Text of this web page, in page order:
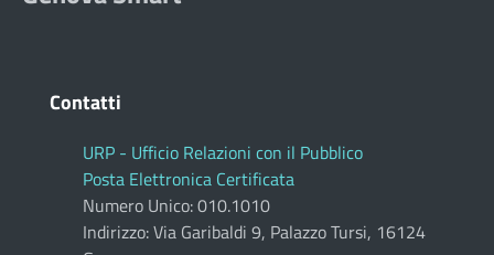
Contatti
URP - Ufficio Relazioni con il Pubblico
Posta Elettronica Certificata
Numero Unico: 010.1010
Indirizzo: Via Garibaldi 9, Palazzo Tursi, 16124